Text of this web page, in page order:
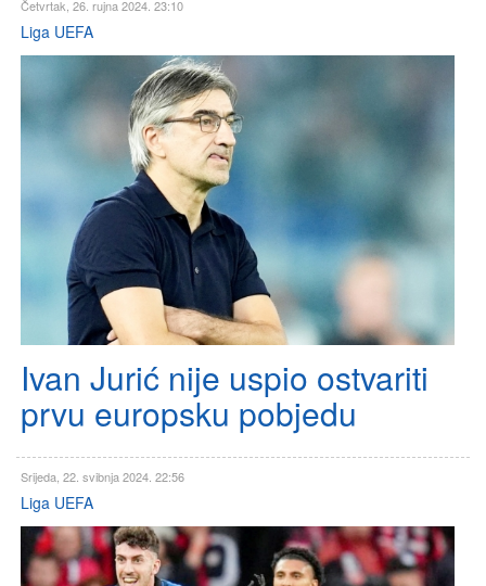
Četvrtak, 26. rujna 2024. 23:10
Liga UEFA
Ivan Jurić nije uspio ostvariti
prvu europsku pobjedu
Srijeda, 22. svibnja 2024. 22:56
Liga UEFA